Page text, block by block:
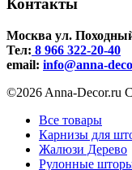
Контакты
Москва ул.
Тел: 8 966 322-20-40
email: info@anna-
©2026 Anna-Decor.ru
Все товары
Карнизы для
Жалюзи Дерево
Рулонные